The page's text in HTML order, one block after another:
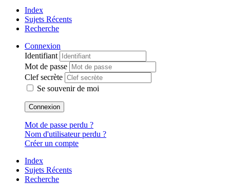
Index
Sujets Récents
Recherche
Connexion
Identifiant
Mot de passe
Clef secrète
Se souvenir de moi
Connexion
Mot de passe perdu ?
Nom d'utilisateur perdu ?
Créer un compte
Index
Sujets Récents
Recherche